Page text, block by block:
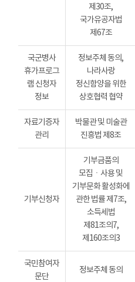
제30조,
국가유공자법
제67조
국군병사
휴가프로그
램 신청자
정보
정보주체 동의,
나라사랑
정신함양을 위한
상호협력 협약
자료기증자
관리
박물관 및 미술관
진흥법 제8조
기부신청자
기부금품의
모집ㆍ사용 및
기부문화 활성화에
관한 법률 제7조,
소득세법
제81조의7,
제160조의3
국민참여자
문단
정보주체 동의